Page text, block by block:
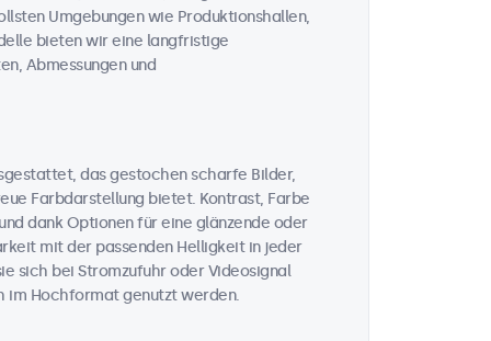
Umgebungen wie Produktionshallen,
bieten wir eine langfristige
Abmessungen und
das gestochen scharfe Bilder,
Farbdarstellung bietet. Kontrast, Farbe
dank Optionen für eine glänzende oder
mit der passenden Helligkeit in jeder
sich bei Stromzufuhr oder Videosignal
im Hochformat genutzt werden.